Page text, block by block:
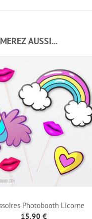
AUSSI...
Photobooth Licorne
15,90 €